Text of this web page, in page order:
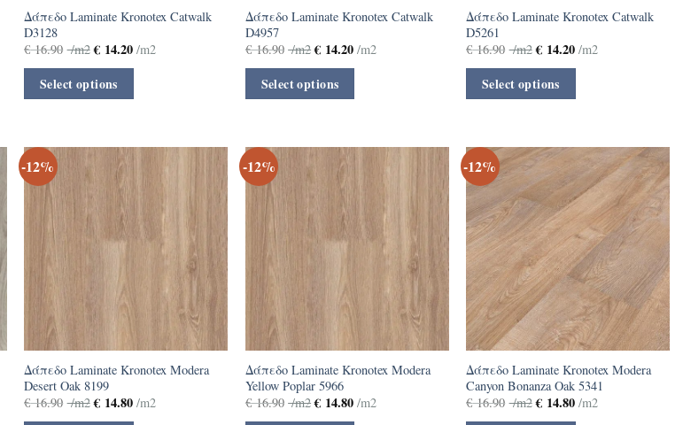
Δάπεδο Laminate Kronotex Catwalk
D3128
€16.90 /m2 €14.20/m2
Select options
Δάπεδο Laminate Kronotex Catwalk
D4957
€16.90 /m2 € 14.20 /m2
Select options
Δάπεδο Laminate Kronotex Catwalk
D5261
€16.90 /m2 €14.20/m2
Select options
-12%
Δάπεδο Laminate Kronotex Modera
Desert Oak 8199
€16.90 /m2 €14.80/m2
-12%
Δάπεδο Laminate Kronotex Modera
Yellow Poplar 5966
€16.90 /m2 € 14.80 /m2
-12%
Δάπεδο Laminate Kronotex Modera
Canyon Bonanza Oak 5341
€16.90 /m2 €14.80/m2